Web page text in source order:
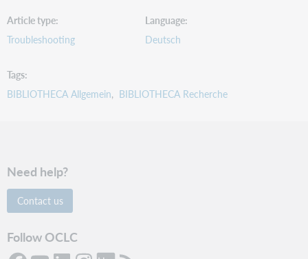
Article type
Troubleshooting
Language
Deutsch
Tags
BIBLIOTHECA Allgemein
BIBLIOTHECA Recherche
Need help?
Contact us
Follow OCLC